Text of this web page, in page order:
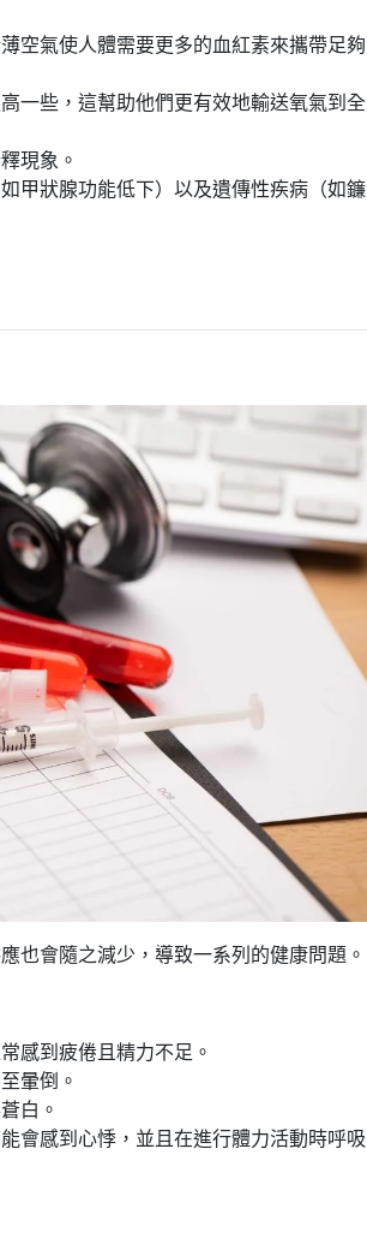
空氣使人體需要更多的血紅素來攜帶足夠
一些，這幫助他們更有效地輸送氧氣到全
現象。
甲狀腺功能低下）以及遺傳性疾病（如鐮
也會隨之減少，導致一系列的健康問題。
感到疲倦且精力不足。
暈倒。
白。
會感到心悸，並且在進行體力活動時呼吸